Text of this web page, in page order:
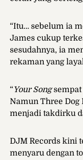
“Itu… sebelum ia
James cukup
sesudahnya, ia
rekaman yang
“Your Songsempat
Namun Three
menjadi takdirku
DJM Records kini
menyaru dengan